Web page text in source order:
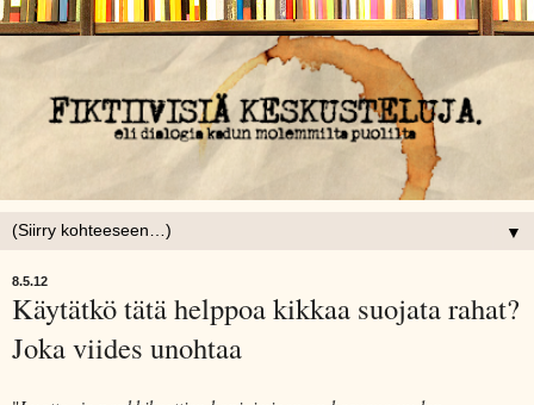
▼
8.5.12
Käytätkö tätä helppoa kikkaa suojata rahat?
Joka viides unohtaa